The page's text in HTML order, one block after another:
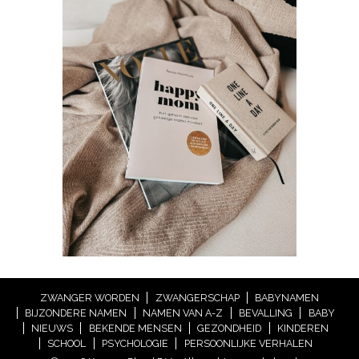
ZWANGER WORDEN ZWANGERSCHAP
BABYNAMEN
BIJZONDERE NAMEN
NAMEN VAN A-Z BEVALLING
BABY
NIEUWS
BEKENDE MENSEN GEZONDHEID
KINDEREN
SCHOOL
PSYCHOLOGIE
PERSOONLIJKE VERHALEN